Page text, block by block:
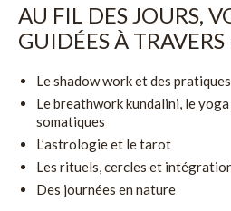
AU FIL DES JOURS,
GUIDÉES À TRAVERS
Le shadow work et des
Le breathwork kundalini, le
somatiques
L’astrologie et le tarot
Les rituels, cercles et
Des journées en nature